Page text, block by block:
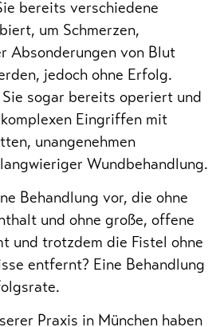
bereits verschiedene
um Schmerzen,
Absonderungen von Blut
jedoch ohne Erfolg.
sogar bereits operiert und
Eingriffen mit
unangenehmen
Wundbehandlung.
Behandlung vor, die ohne
und ohne große, offene
und trotzdem die Fistel ohne
entfernt? Eine Behandlung
Praxis in München haben